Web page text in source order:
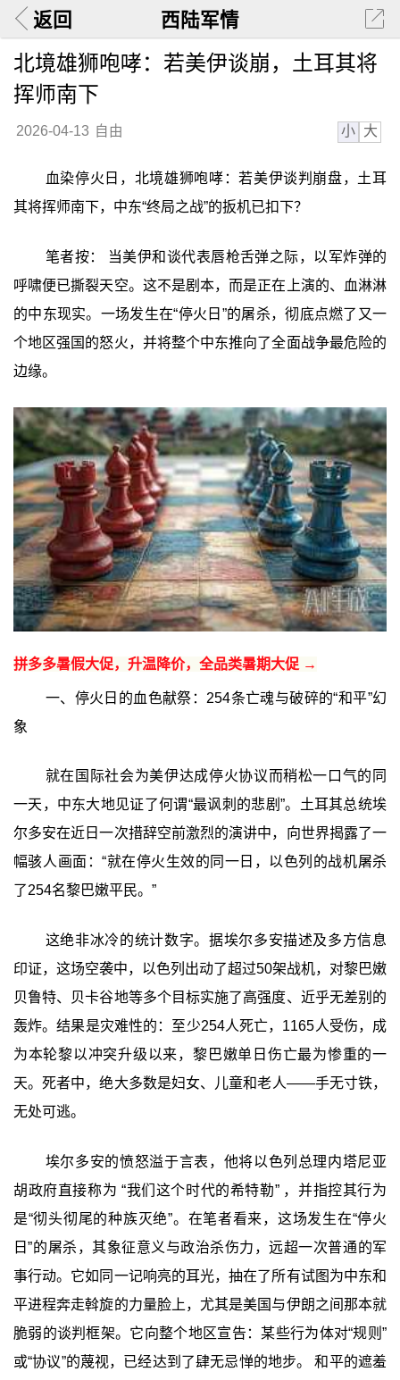
返回 西陆军情
北境雄狮咆哮：若美伊谈崩，土耳其将
挥师南下
2026-04-13 自由 小 大
血染停火日，北境雄狮咆哮：若美伊谈判崩盘，土耳
其将挥师南下，中东“终局之战”的扳机已扣下？
笔者按： 当美伊和谈代表唇枪舌弹之际，以军炸弹的
呼啸便已撕裂天空。这不是剧本，而是正在上演的、血淋淋
的中东现实。一场发生在“停火日”的屠杀，彻底点燃了又一
个地区强国的怒火，并将整个中东推向了全面战争最危险的
边缘。
拼多多暑假大促，升温降价，全品类暑期大促 →
一、停火日的血色献祭：254条亡魂与破碎的“和平”幻
象
就在国际社会为美伊达成停火协议而稍松一口气的同
一天，中东大地见证了何谓“最讽刺的悲剧”。土耳其总统埃
尔多安在近日一次措辞空前激烈的演讲中，向世界揭露了一
幅骇人画面：‍“就在停火生效的同一日，以色列的战机屠杀
了254名黎巴嫩平民。”‍
这绝非冰冷的统计数字。据埃尔多安描述及多方信息
印证，这场空袭中，以色列出动了超过50架战机，对黎巴嫩
贝鲁特、贝卡谷地等多个目标实施了高强度、近乎无差别的
轰炸。结果是灾难性的：至少254人死亡，1165人受伤，成
为本轮黎以冲突升级以来，黎巴嫩单日伤亡最为惨重的一
天。死者中，绝大多数是妇女、儿童和老人——手无寸铁，
无处可逃。
埃尔多安的愤怒溢于言表，他将以色列总理内塔尼亚
胡政府直接称为 ‍“我们这个时代的希特勒”‍ ，并指控其行为
是‍“彻头彻尾的种族灭绝”‍。在笔者看来，这场发生在“停火
日”的屠杀，其象征意义与政治杀伤力，远超一次普通的军
事行动。它如同一记响亮的耳光，抽在了所有试图为中东和
平进程奔走斡旋的力量脸上，尤其是美国与伊朗之间那本就
脆弱的谈判框架。它向整个地区宣告：某些行为体对“规则”
或“协议”的蔑视，已经达到了肆无忌惮的地步。 和平的遮羞